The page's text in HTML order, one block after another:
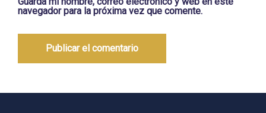
navegador para la próxima vez que comente.